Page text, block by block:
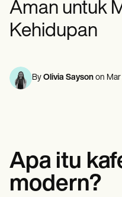
Profesional Kesehatan Mental
Pekerja Sosia
Ahli Diet & Ahli Gizi
Terapis Pijat
Terapis Okupasi
Templat
Kode ICD
Procedure Codes
Insurance claims
Speech therapists
Life coaches
Massage therapists
Personal trainers
Aman untuk
Kehidupan
By Olivia Sayson on
Apa itu
modern?